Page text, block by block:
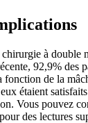
à double
92,9% des
fonction de la
étaient
Vous pouvez
des lectures